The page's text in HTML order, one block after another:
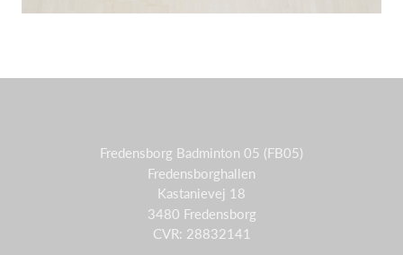
Fredensborg Badminton 05 (FB05)
Fredensborghallen
Kastanievej 18
3480 Fredensborg
CVR: 28832141